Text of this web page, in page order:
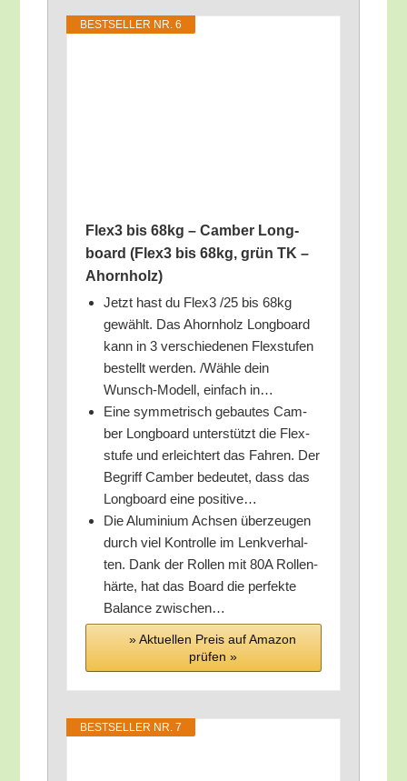
BEST­SEL­LER NR. 6
Flex3 bis 68kg – Cam­ber Long­
board (Flex3 bis 68kg, grün TK –
Ahornholz)
Jetzt hast du Flex3 /​25 bis 68kg
gewählt. Das Ahorn­holz Long­board
kann in 3 ver­schie­de­nen Flex­stu­fen
bestellt wer­den. /​Wäh­le dein
Wunsch-Modell, ein­fach in…
Eine sym­me­trisch gebau­tes Cam­
ber Long­board unter­stützt die Flex­
stu­fe und erleich­tert das Fah­ren. Der
Begriff Cam­ber bedeu­tet, dass das
Long­board eine positive…
Die Alu­mi­ni­um Ach­sen über­zeu­gen
durch viel Kon­trol­le im Lenk­ver­hal­
ten. Dank der Rol­len mit 80A Rol­len­
här­te, hat das Board die per­fek­te
Balan­ce zwischen…
» Aktu­el­len Preis auf Ama­zon
prü­fen »
BEST­SEL­LER NR. 7